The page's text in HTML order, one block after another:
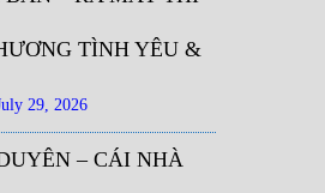
TÌNH YÊU &
29, 2026
– CÁI NHÀ